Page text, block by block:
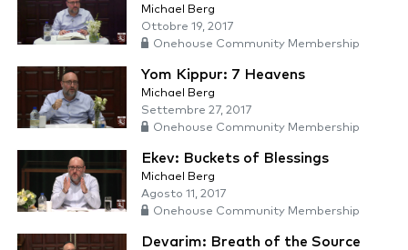
Michael Berg
Ottobre 19, 2017
Onehouse Community Membership
Yom Kippur: 7 Heavens
Michael Berg
Settembre 27, 2017
Onehouse Community Membership
Ekev: Buckets of Blessings
Michael Berg
Agosto 11, 2017
Onehouse Community Membership
Devarim: Breath of the Source